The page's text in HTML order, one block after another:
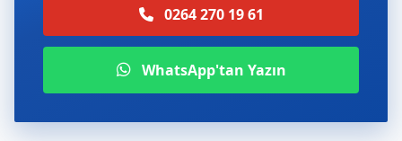
0264 270 19 61
WhatsApp'tan Yazın